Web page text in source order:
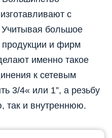
с
Учитывая большое
продукции и фирм
именно такое
к сетевым
3/4« или 1”, а резьбу
так и внутреннюю.